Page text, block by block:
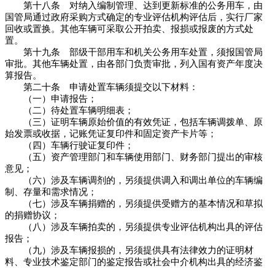
第十八条 对纳入编制管理、达到更新标准的公务用车，由
国管局通过政府采购方式确定的专业评估机构评估后，实行厂家
回收或置换。其他车辆可采取公开拍卖、报损或报废的方式处
置。
第十九条 部级干部用车和机关公务用车处置，须报国管局
审批。其他车辆处置，由各部门负责审批，列入国有资产年度决
算报告。
第二十条 申请处置车辆须提交以下材料：
（一）申请报告；
（二）待处置车辆明细表；
（三）证明车辆原始价值的有效凭证，包括车辆调拨单、原
始发票或收据，记账凭证复印件和固定资产卡片等；
（四）车辆行驶证复印件；
（五）资产管理部门和车辆使用部门、财务部门提出的审核
意见；
（六）涉及车辆调剂的，另须提供调入和调出单位的车辆编
制、存量和需求情况；
（七）涉及车辆捐赠的，另须提供受赠方的基本情况和草拟
的捐赠协议；
（八）涉及车辆拍卖的，另须提供专业评估机构出具的评估
报告；
（九）涉及车辆报损的，另须提供具有法律效力的证明材
料、专业技术鉴定部门的鉴定报告或社会中介机构出具的经济鉴